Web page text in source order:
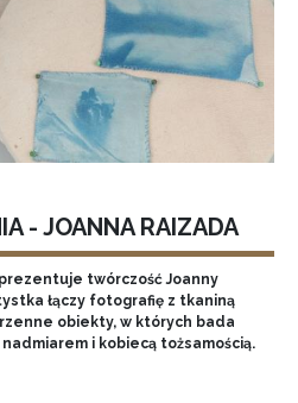
- JOANNA RAIZADA
twórczość Joanny
łączy fotografię z tkaniną
obiekty, w których bada
i kobiecą tożsamością.